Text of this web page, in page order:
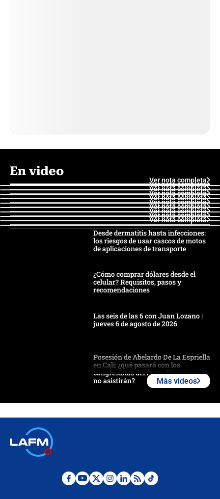
En video
Ver nota completa
Ver nota completa
Ver nota completa
Ver nota completa
Ver nota completa
Ver nota completa
Ver nota completa
Ver nota completa
Ver nota completa
Ver nota completa
Desde dermatitis hasta infecciones:
los riesgos de usar cascos de motos
de aplicaciones de transporte
¿Cómo comprar dólares desde el
celular? Requisitos, pasos y
recomendaciones
Las seis de las 6 con Juan Lozano |
jueves 6 de agosto de 2026
Posesión de Abelardo De La Espriella
en Cali: ¿qué pasará con los
congresistas del Pacto Histórico que
no asistirán?
¿Por qué De la Espriella gobernará
Más videos